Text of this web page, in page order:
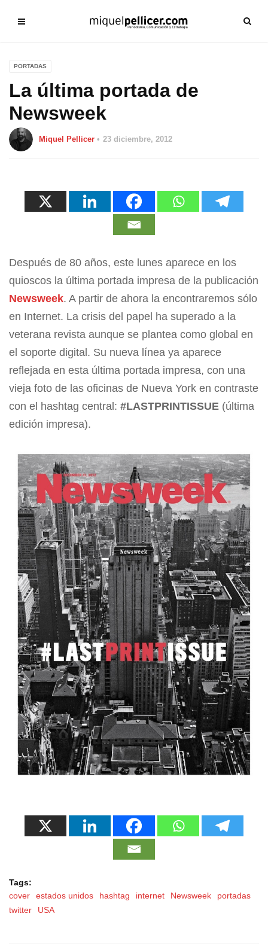
PORTADAS
La última portada de
Newsweek
Miquel Pellicer 23 diciembre, 2012
Después de 80 años, este lunes aparece en los
quioscos la última portada impresa de la publicación
Newsweek. A partir de ahora la encontraremos sólo
en Internet. La crisis del papel ha superado a la
veterana revista aunque se plantea como global en
el soporte digital. Su nueva línea ya aparece
reflejada en esta última portada impresa, con una
vieja foto de las oficinas de Nueva York en contraste
con el hashtag central: #LASTPRINTISSUE (última
edición impresa).
Tags:
cover
estados unidos hashtag internet Newsweek
portadas
twitter
USA